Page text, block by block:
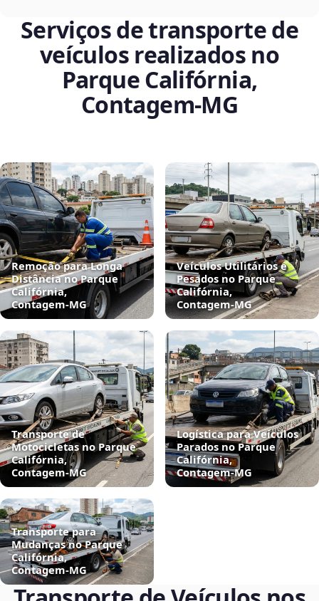
Serviços de transporte de
veículos realizados no
Parque Califórnia,
Contagem‑MG
Remoção para Longa
Distância no Parque
Califórnia,
Contagem‑MG
Veículos Utilitários e
Pesados no Parque
Califórnia,
Contagem‑MG
Transporte de
Motocicletas no Parque
Califórnia,
Contagem‑MG
Logística para Veículos
Parados no Parque
Califórnia,
Contagem‑MG
Transporte para
Mudanças no Parque
Califórnia,
Contagem‑MG